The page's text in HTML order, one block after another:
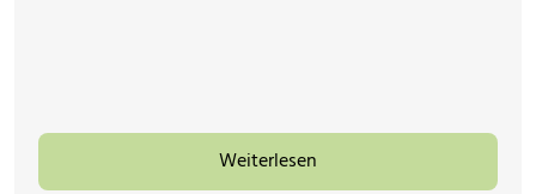
Weiterlesen